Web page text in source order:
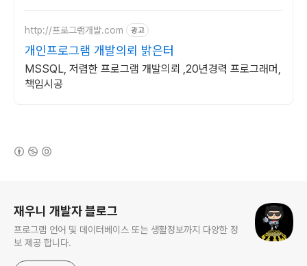
http://프로그램개발.com 광고
개인프로그램 개발의뢰 밝은터
MSSQL, 저렴한 프로그램 개발의뢰 ,20년경력 프로그래머,
책임시공
재우니 개발자 블로그
프로그램 언어 및 데이터베이스 또는 생활정보까지 다양한 정
보 제공 합니다.